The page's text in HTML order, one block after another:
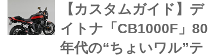
っちり付けたら付けっぱなしになりが
ちというか。そんなサドルバッグの常
識を変えるのが、デイトナとOGK技研
の共同開発により生まれた「EX-
【カスタムガイド】デ
イトナ「CB1000F」80
年代の“ちょいワル”テ